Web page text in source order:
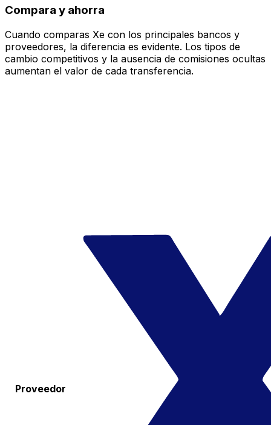
Compara y ahorra
Cuando comparas Xe con los principales bancos y
proveedores, la diferencia es evidente. Los tipos de
cambio competitivos y la ausencia de comisiones ocultas
aumentan el valor de cada transferencia.
Proveedor